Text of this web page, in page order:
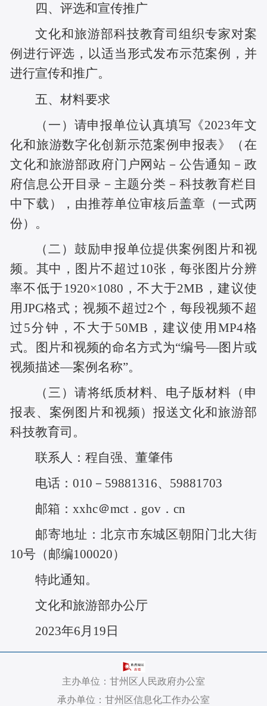
四、评选和宣传推广
文化和旅游部科技教育司组织专家对案
例进行评选，以适当形式发布示范案例，并
进行宣传和推广。
五、材料要求
（一）请申报单位认真填写《2023年文
化和旅游数字化创新示范案例申报表》（在
文化和旅游部政府门户网站－公告通知－政
府信息公开目录－主题分类－科技教育栏目
中下载），由推荐单位审核后盖章（一式两
份）。
（二）鼓励申报单位提供案例图片和视
频。其中，图片不超过10张，每张图片分辨
率不低于1920×1080，不大于2MB，建议使
用JPG格式；视频不超过2个，每段视频不超
过5分钟，不大于50MB，建议使用MP4格
式。图片和视频的命名方式为“编号—图片或
视频描述—案例名称”。
（三）请将纸质材料、电子版材料（申
报表、案例图片和视频）报送文化和旅游部
科技教育司。
联系人：程自强、董肇伟
电话：010－59881316、59881703
邮箱：xxhc＠mct．gov．cn
邮寄地址：北京市东城区朝阳门北大街
10号（邮编100020）
特此通知。
文化和旅游部办公厅
2023年6月19日
主办单位：甘州区人民政府办公室
承办单位：甘州区信息化工作办公室